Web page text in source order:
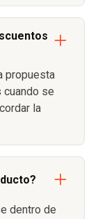
propuesta
se
la
dentro de